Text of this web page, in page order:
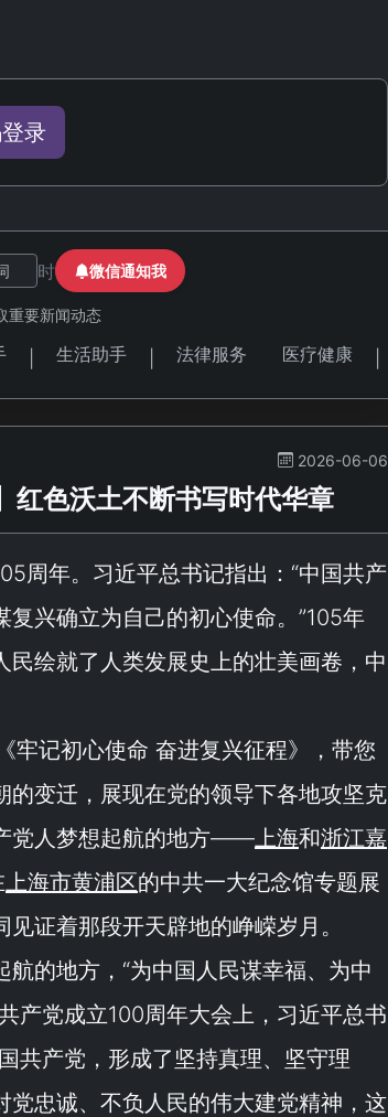
录
时 微信通知我
重要新闻动态
生活助手 法律服务 医疗健康
2026-06-06
红色沃土不断书写时代华章
周年。习近平总书记指出：“中国共产
兴确立为自己的初心使命。 ”105年
绘就了人类发展史上的壮美画卷，中
牢记初心使命 奋进复兴征程》，带您
变迁，展现在党的领导下各地攻坚克
党人梦想起航的地方——上海和浙江嘉
上海市黄浦区的中共一大纪念馆专题展
证着那段开天辟地的峥嵘岁月。
航的地方，“为中国人民谋幸福、为中
产党成立100周年大会上，习近平总书
共产党，形成了坚持真理、坚守理
忠诚、不负人民的伟大建党精神，这